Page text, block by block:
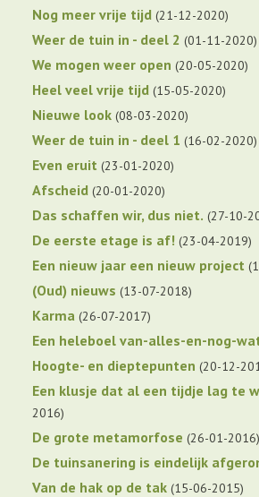
Nog meer vrije tijd 21-12-2020
Weer de tuin in - deel 2 01-11-2020
We mogen weer open 20-05-2020
Heel veel vrije tijd 15-05-2020
Nieuwe look 08-03-2020
Weer de tuin in - deel 1 16-02-2020
Even eruit 23-01-2020
Afscheid 20-01-2020
Das schaffen wir, dus niet. 27-10-
De eerste etage is af! 23-04-2019
Een nieuw jaar een nieuw project
(Oud) nieuws 13-07-2018
Karma 26-07-2017
Een heleboel van-alles-en-nog-
Hoogte- en dieptepunten 20-12-
Een klusje dat al een tijdje lag te
2016
De grote metamorfose 26-01-2016
De tuinsanering is eindelijk
Van de hak op de tak 15-06-2015